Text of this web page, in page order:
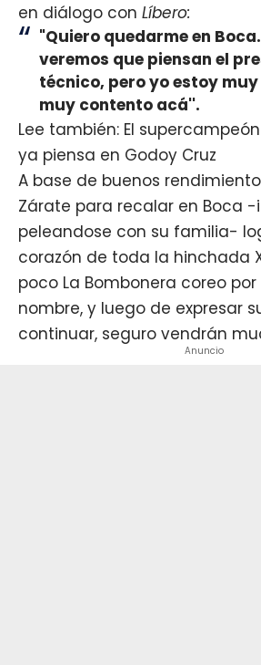
en diálogo con Líbero:
"Quiero quedarme en
veremos que piensan el
técnico, pero yo estoy
muy contento acá''.
Lee también: El
ya piensa en Godoy Cruz
A base de buenos
Zárate para recalar en Boca -
peleandose con su familia-
corazón de toda la hinchada
poco La Bombonera coreo
nombre, y luego de expresar
continuar, seguro vendrán
Anuncio